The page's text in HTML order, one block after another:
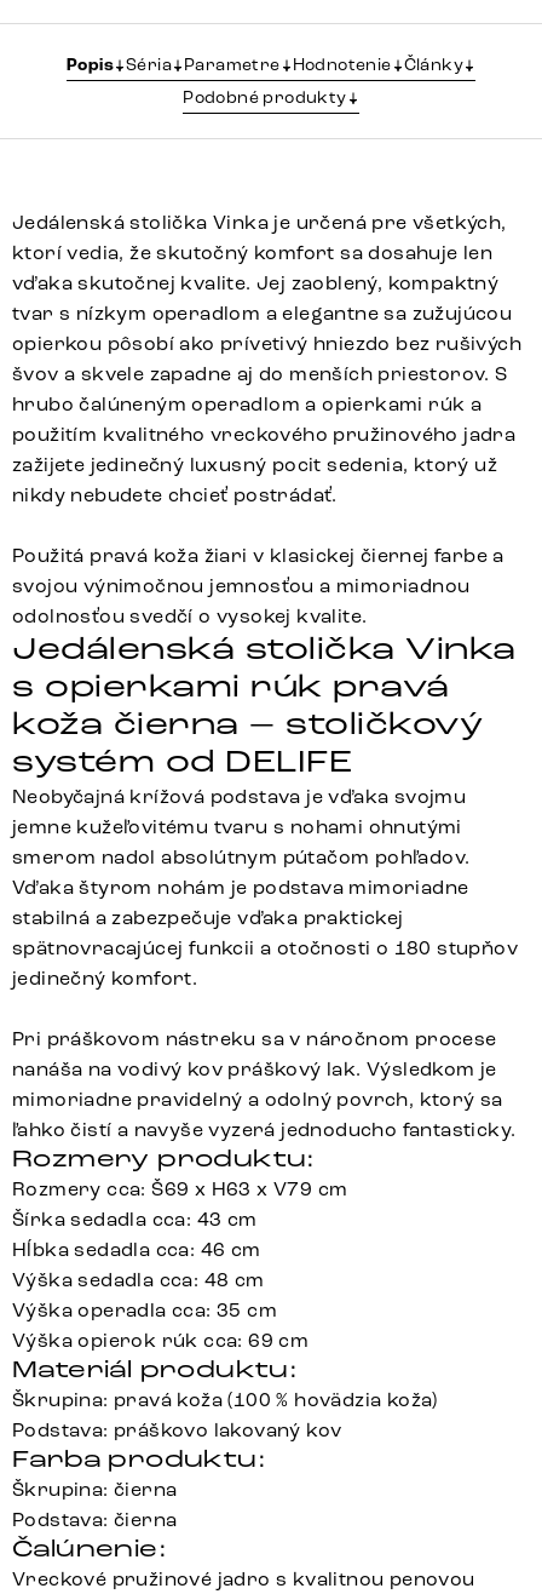
Popis Séria Parametre Hodnotenie
Články
Podobné produkty
Jedálenská stolička Vinka je určená pre všetkých,
ktorí vedia, že skutočný komfort sa dosahuje len
vďaka skutočnej kvalite. Jej zaoblený, kompaktný
tvar s nízkym operadlom a elegantne sa zužujúcou
opierkou pôsobí ako prívetivý hniezdo bez rušivých
švov a skvele zapadne aj do menších priestorov. S
hrubo čalúneným operadlom a opierkami rúk a
použitím kvalitného vreckového pružinového jadra
zažijete jedinečný luxusný pocit sedenia, ktorý už
nikdy nebudete chcieť postrádať.
Použitá pravá koža žiari v klasickej čiernej farbe a
svojou výnimočnou jemnosťou a mimoriadnou
odolnosťou svedčí o vysokej kvalite.
Jedálenská stolička Vinka
s opierkami rúk pravá
koža čierna – stoličkový
systém od DELIFE
Neobyčajná krížová podstava je vďaka svojmu
jemne kužeľovitému tvaru s nohami ohnutými
smerom nadol absolútnym pútačom pohľadov.
Vďaka štyrom nohám je podstava mimoriadne
stabilná a zabezpečuje vďaka praktickej
spätnovracajúcej funkcii a otočnosti o 180 stupňov
jedinečný komfort.
Pri práškovom nástreku sa v náročnom procese
nanáša na vodivý kov práškový lak. Výsledkom je
mimoriadne pravidelný a odolný povrch, ktorý sa
ľahko čistí a navyše vyzerá jednoducho fantasticky.
Rozmery produktu:
Rozmery cca: Š69 x H63 x V79 cm
Šírka sedadla cca: 43 cm
Hĺbka sedadla cca: 46 cm
Výška sedadla cca: 48 cm
Výška operadla cca: 35 cm
Výška opierok rúk cca: 69 cm
Materiál produktu:
Škrupina: pravá koža (100 % hovädzia koža)
Podstava: práškovo lakovaný kov
Farba produktu:
Škrupina: čierna
Podstava: čierna
Čalúnenie:
Vreckové pružinové jadro s kvalitnou penovou